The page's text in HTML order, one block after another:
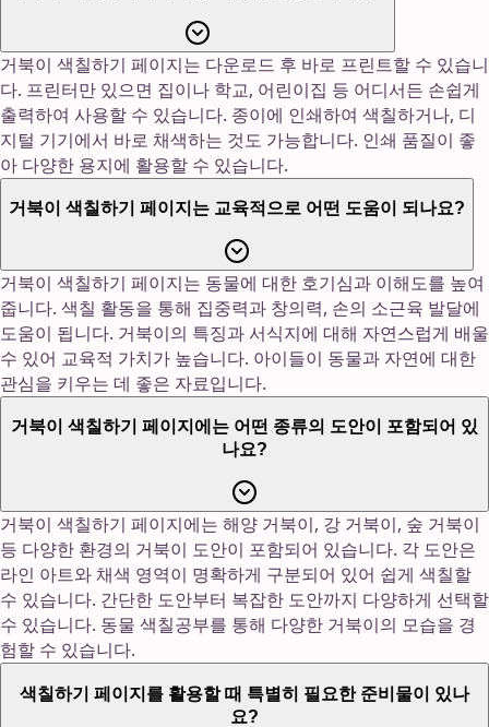
거북이 색칠하기 페이지는 다운로드 후 바로 프린트할 수 있습니
다. 프린터만 있으면 집이나 학교, 어린이집 등 어디서든 손쉽게
출력하여 사용할 수 있습니다. 종이에 인쇄하여 색칠하거나, 디
지털 기기에서 바로 채색하는 것도 가능합니다. 인쇄 품질이 좋
아 다양한 용지에 활용할 수 있습니다.
거북이 색칠하기 페이지는 교육적으로 어떤 도움이 되나요?
거북이 색칠하기 페이지는 동물에 대한 호기심과 이해도를 높여
줍니다. 색칠 활동을 통해 집중력과 창의력, 손의 소근육 발달에
도움이 됩니다. 거북이의 특징과 서식지에 대해 자연스럽게 배울
수 있어 교육적 가치가 높습니다. 아이들이 동물과 자연에 대한
관심을 키우는 데 좋은 자료입니다.
거북이 색칠하기 페이지에는 어떤 종류의 도안이 포함되어 있
나요?
거북이 색칠하기 페이지에는 해양 거북이, 강 거북이, 숲 거북이
등 다양한 환경의 거북이 도안이 포함되어 있습니다. 각 도안은
라인 아트와 채색 영역이 명확하게 구분되어 있어 쉽게 색칠할
수 있습니다. 간단한 도안부터 복잡한 도안까지 다양하게 선택할
수 있습니다. 동물 색칠공부를 통해 다양한 거북이의 모습을 경
험할 수 있습니다.
색칠하기 페이지를 활용할 때 특별히 필요한 준비물이 있나
요?